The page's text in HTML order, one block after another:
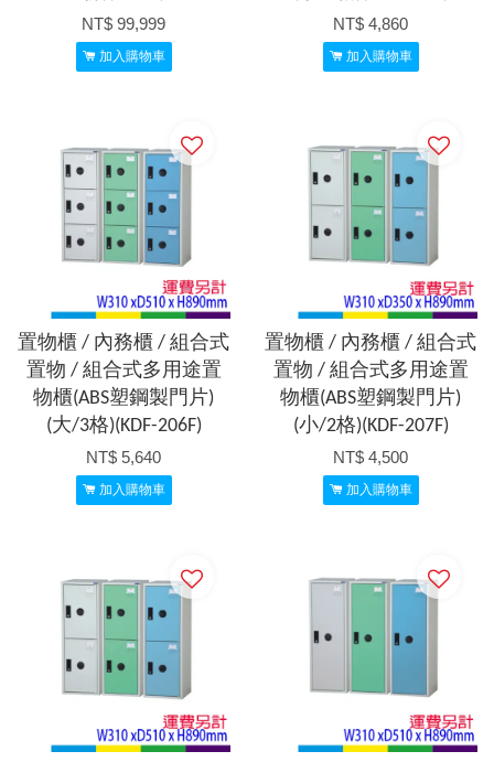
NT$ 99,999
加入購物車
NT$ 4,860
加入購物車
置物櫃 / 內務櫃 / 組合式
置物 / 組合式多用途置
物櫃(ABS塑鋼製門片)
(大/3格)(KDF-206F)
NT$ 5,640
加入購物車
置物櫃 / 內務櫃 / 組合式
置物 / 組合式多用途置
物櫃(ABS塑鋼製門片)
(小/2格)(KDF-207F)
NT$ 4,500
加入購物車